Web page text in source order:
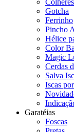
Colheres
Gotcha
Ferrinho
Pincho
Hélice
Color
Magic
Cerdas
Salva
Iscas
Garatéias
Foscas